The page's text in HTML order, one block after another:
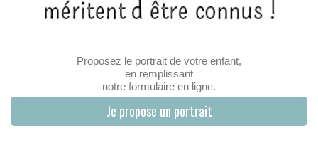
Proposez le portrait de votre enfant,
en remplissant
notre formulaire en ligne.
Je propose un portrait